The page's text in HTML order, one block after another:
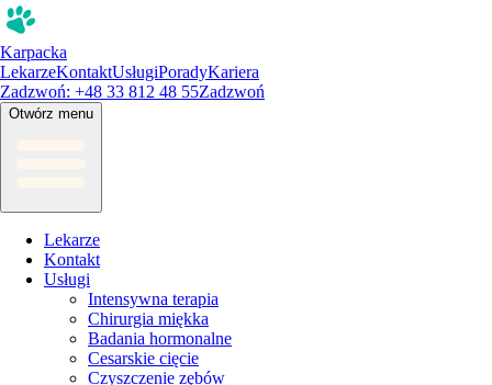
Karpacka
LekarzeKontaktUsługiPoradyKariera
Zadzwoń: +48 33 812 48 55Zadzwoń
Otwórz menu
Lekarze
Kontakt
Usługi
Intensywna terapia
Chirurgia miękka
Badania hormonalne
Cesarskie cięcie
Czyszczenie zębów